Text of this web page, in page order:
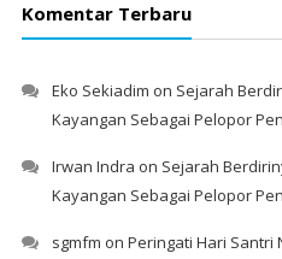
Komentar Terbaru
Eko Sekiadim on Sejarah
Kayangan Sebagai Pelopor
Irwan Indra on Sejarah
Kayangan Sebagai Pelopor
sgmfm on Peringati Hari Santri